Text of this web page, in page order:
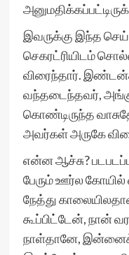
இவருக்கு இந்த
செகரட்ரியிடம்
விரைந்தார்.
வந்தடைந்தவர்,
கொண்டிருந்த
அவர்கள் அருகே
என்ன ஆச்சு?
பேரும் ஊர்ல கோயில்
நேத்து
கூப்பிட்டேன், நான்
நாள்தானே,